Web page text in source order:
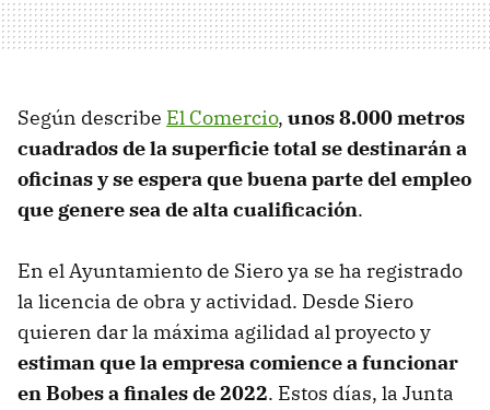
Según describe El Comercio, unos 8.000 metros
cuadrados de la superficie total se destinarán a
oficinas y se espera que buena parte del empleo
que genere sea de alta cualificación.
En el Ayuntamiento de Siero ya se ha registrado
la licencia de obra y actividad. Desde Siero
quieren dar la máxima agilidad al proyecto y
estiman que la empresa comience a funcionar
en Bobes a finales de 2022. Estos días, la Junta